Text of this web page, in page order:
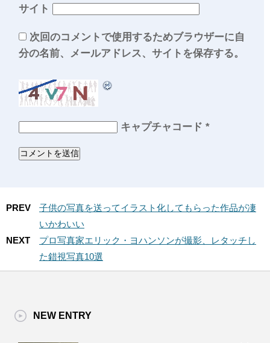
サイト
次回のコメントで使用するためブラウザーに自
分の名前、メールアドレス、サイトを保存する。
キャプチャコード *
PREV
子供の写真を送ってイラスト化してもらった作品が凄
いかわいい
NEXT
プロ写真家エリック・ヨハンソンが撮影、レタッチし
た錯視写真10選
NEW ENTRY